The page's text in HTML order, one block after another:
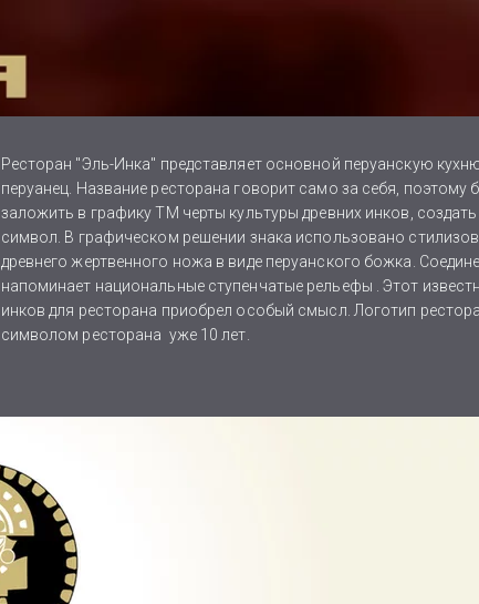
Ресторан "Эль-Инка" представляет основной перуанскую
перуанец. Название ресторана говорит само за себя, поэтому
заложить в графику ТМ черты культуры древних инков,
символ. В графическом решении знака использовано
древнего жертвенного ножа в виде перуанского божка.
напоминает национальные ступенчатые рельефы . Этот
инков для ресторана приобрел особый смысл. Логотип
символом ресторана уже 10 лет.